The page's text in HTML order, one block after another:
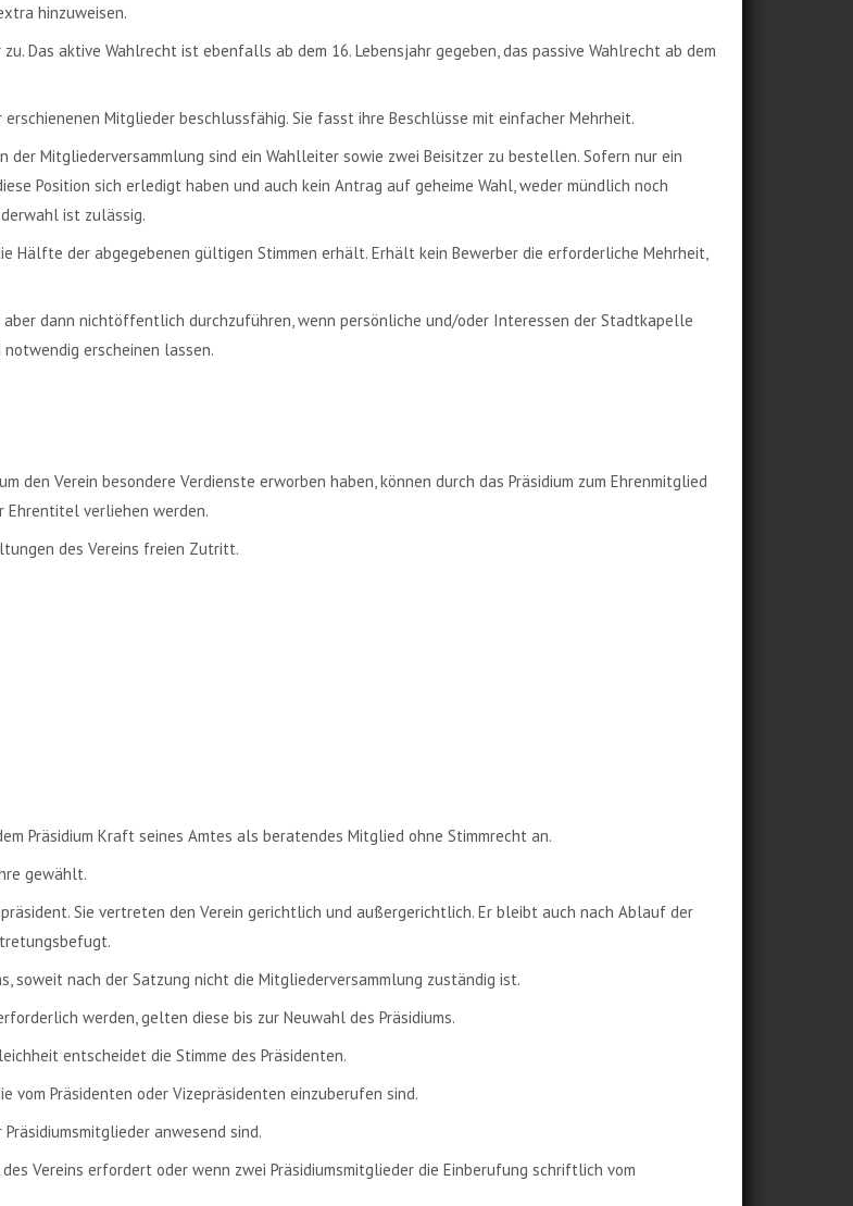
hinzuweisen.
Das aktive Wahlrecht ist ebenfalls ab dem 16. Lebensjahr gegeben, das passive Wahlrecht ab dem
Mitglieder beschlussfähig. Sie fasst ihre Beschlüsse mit einfacher Mehrheit.
der Mitgliederversammlung sind ein Wahlleiter sowie zwei Beisitzer zu bestellen. Sofern nur ein
Position sich erledigt haben und auch kein Antrag auf geheime Wahl, weder mündlich noch
ist zulässig.
Hälfte der abgegebenen gültigen Stimmen erhält. Erhält kein Bewerber die erforderliche Mehrheit,
dann nichtöffentlich durchzuführen, wenn persönliche und/oder Interessen der Stadtkapelle
erscheinen lassen.
den Verein besondere Verdienste erworben haben, können durch das Präsidium zum Ehrenmitglied
Ehrentitel verliehen werden.
des Vereins freien Zutritt.
Präsidium Kraft seines Amtes als beratendes Mitglied ohne Stimmrecht an.
gewählt.
Sie vertreten den Verein gerichtlich und außergerichtlich. Er bleibt auch nach Ablauf der
soweit nach der Satzung nicht die Mitgliederversammlung zuständig ist.
werden, gelten diese bis zur Neuwahl des Präsidiums.
entscheidet die Stimme des Präsidenten.
vom Präsidenten oder Vizepräsidenten einzuberufen sind.
anwesend sind.
Vereins erfordert oder wenn zwei Präsidiumsmitglieder die Einberufung schriftlich vom